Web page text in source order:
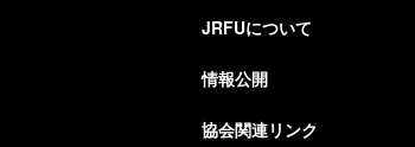
JRFUについて
情報公開
協会関連リンク